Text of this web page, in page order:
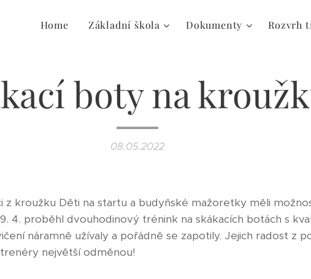
Home Základní škola Dokumenty Rozvrh
boty na
08.05.2022
z kroužku Děti na startu a budyňské mažoretky měli
4. proběhl dvouhodinový trénink na skákacích botách s
náramně užívaly a pořádně se zapotily. Jejich radost z
největší odměnou!